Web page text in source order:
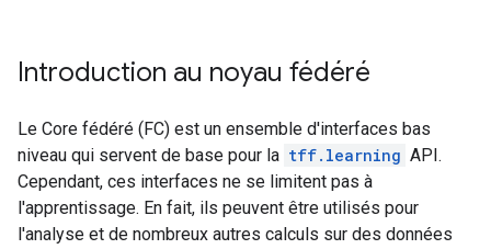
Introduction au noyau fédéré
Le Core fédéré (FC) est un ensemble d'interfaces bas
niveau qui servent de base pour la tff.learning API.
Cependant, ces interfaces ne se limitent pas à
l'apprentissage. En fait, ils peuvent être utilisés pour
l'analyse et de nombreux autres calculs sur des données